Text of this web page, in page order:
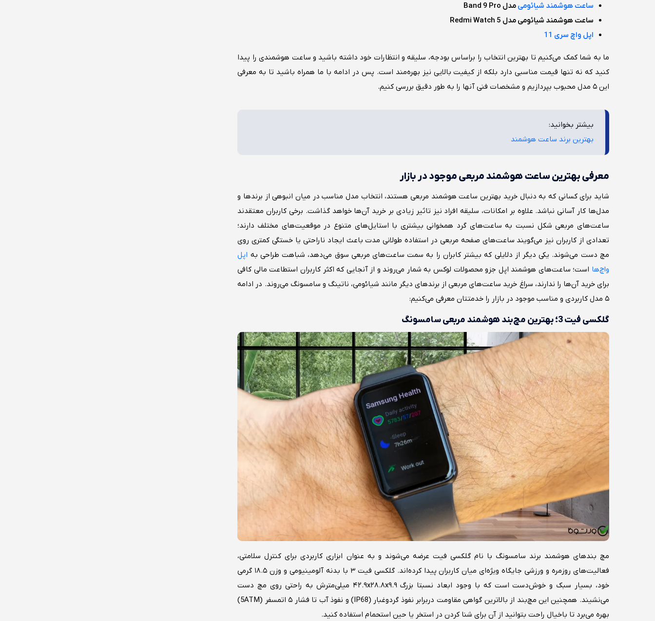
ساعت هوشمند شیائومی مدل Band 9 Pro
ساعت هوشمند شیائومی مدل Redmi Watch 5
اپل واچ سری 11
ما به شما کمک می‌کنیم تا بهترین انتخاب را براساس بودجه، سلیقه و انتظارات خود داشته باشید و ساعت هوشمندی را پیدا
کنید که نه تنها قیمت مناسبی دارد بلکه از کیفیت بالایی نیز بهره‌مند است. پس در ادامه با ما همراه باشید تا به معرفی
این ۵ مدل محبوب بپردازیم و مشخصات فنی آنها را به طور دقیق بررسی کنیم.
بیشتر بخوانید:
بهترین برند ساعت هوشمند
معرفی بهترین ساعت هوشمند مربعی موجود در بازار
شاید برای کسانی که به دنبال خرید بهترین ساعت هوشمند مربعی هستند، انتخاب مدل مناسب در میان انبوهی از برندها و
مدل‌ها کار آسانی نباشد. علاوه بر امکانات، سلیقه افراد نیز تاثیر زیادی بر خرید آن‌ها خواهد گذاشت. برخی کاربران معتقدند
ساعت‌های مربعی شکل نسبت به ساعت‌های گرد همخوانی بیشتری با استایل‌های متنوع در موقعیت‌های مختلف دارند؛
تعدادی از کاربران نیز می‌گویند ساعت‌های صفحه مربعی در استفاده طولانی مدت باعث ایجاد ناراحتی یا خستگی کمتری روی
مچ دست می‌شوند. یکی دیگر از دلایلی که بیشتر کابران را به سمت ساعت‌های مربعی سوق می‌دهد، شباهت طراحی به اپل‌
واچ‌ها است؛ ساعت‌های هوشمند اپل جزو محصولات لوکس به شمار می‌روند و از آنجایی که اکثر کاربران استطاعت مالی کافی
برای خرید آن‌ها را ندارند، سراغ خرید ساعت‌های مربعی از برندهای دیگر مانند شیائومی،‌ ناتینگ و سامسونگ می‌روند. در ادامه
۵ مدل کاربردی و مناسب موجود در بازار را خدمتتان معرفی می‌‌کنیم:
گلکسی فیت 3؛ بهترین مچ‌بند هوشمند مربعی سامسونگ
مچ‌ بندهای هوشمند برند سامسونگ با نام گلکسی فیت عرضه می‌شوند و به عنوان ابزاری کاربردی برای کنترل سلامتی،
فعالیت‌های روزمره و ورزشی جایگاه ویژه‌ای میان کاربران پیدا کرده‌اند. گلکسی فیت ۳ با بدنه آلومینیومی و وزن ۱۸.۵ گرمی
خود، بسیار سبک و خوش‌دست است که با وجود ابعاد نسبتا بزرگ ۴۲.۹x۲۸.۸x۹.۹ میلی‌مترش به راحتی روی مچ دست
می‌نشیند. همچنین این مچ‌بند از بالاترین گواهی مقاومت دربرابر نفوذ گردوغبار (IP68) و نفوذ آب تا فشار ۵ اتمسفر (5ATM)
بهره می‌برد تا باخیال راحت بتوانید از آن برای شنا کردن در استخر یا حین استحمام استفاده کنید.